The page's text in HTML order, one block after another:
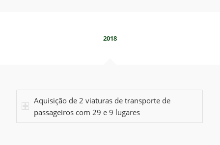
2018
Aquisição de 2 viaturas de transporte de
passageiros com 29 e 9 lugares